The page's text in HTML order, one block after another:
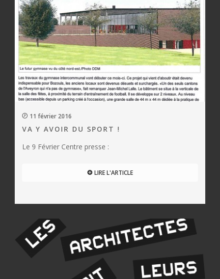
11 février 2016
VA Y AVOIR DU SPORT !
Le 9 Février Centre presse :
LIRE L'ARTICLE